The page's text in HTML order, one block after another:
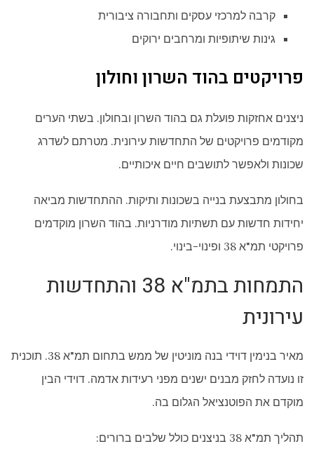
קרבה למרכזי עסקים ותחבורה ציבורית
גינות שיתופיות ומרחבים ירוקים
פרויקטים בהוד השרון וחולון
ניצנים אחזקות פועלת גם בהוד השרון ובחולון. בשתי הערים
מקודמים פרויקטים של התחדשות עירונית. מטרתם לשדרג
שכונות ולאפשר לתושבים חיים איכותיים.
בחולון מתבצעת בנייה בשכונות ותיקות. ההתחדשות מביאה
יחידות חדשות עם תשתיות מודרניות. בהוד השרון מוקדמים
פרויקטי תמ"א 38 ופינוי-בינוי.
התמחות בתמ"א 38 והתחדשות
עירונית
מאיר בנימין דוידי בנה מוניטין של ממש בתחום תמ"א 38. תוכנית
זו נועדה לחזק מבנים ישנים מפני רעידות אדמה. דוידי הבין
מוקדם את הפוטנציאל הגלום בה.
תהליך תמ"א 38 בניצנים כולל שלבים ברורים: